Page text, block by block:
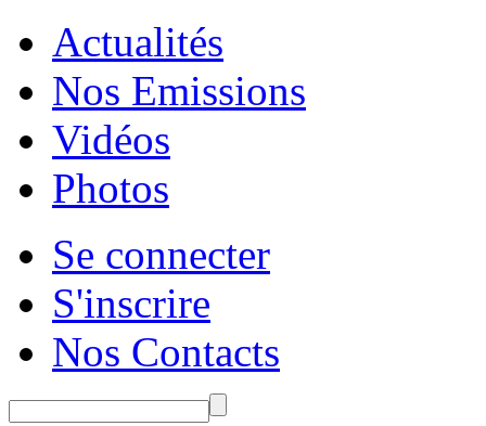
Actualités
Nos Emissions
Vidéos
Photos
Se connecter
S'inscrire
Nos Contacts